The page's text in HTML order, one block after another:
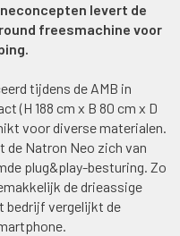
levert de
freesmachine voor
tijdens de AMB in
(H 188 cm x B 80 cm x D
voor diverse materialen.
de Natron Neo zich van
plug&play-besturing. Zo
de drieassige
bedrijf vergelijkt de